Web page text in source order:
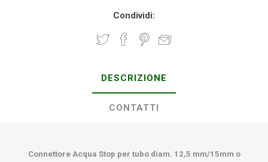
Condividi:
DESCRIZIONE
CONTATTI
Connettore Acqua Stop per tubo diam. 12,5 mm/15mm o